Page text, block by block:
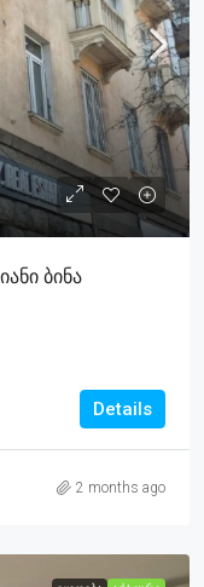
Ბინა
Details
2 months ago